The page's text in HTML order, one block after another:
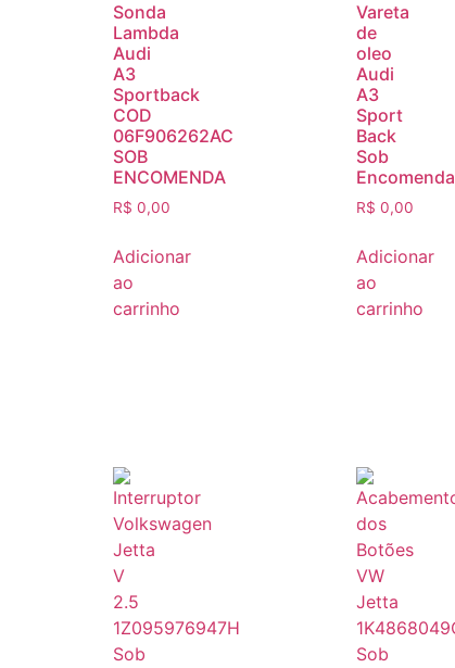
Sonda
Lambda
Audi
A3
Sportback
COD
06F906262AC
SOB
ENCOMENDA
R$ 0,00
Adicionar
ao
carrinho
Vareta
de
oleo
Audi
A3
Sport
Back
Sob
Encomenda
R$ 0,00
Adicionar
ao
carrinho